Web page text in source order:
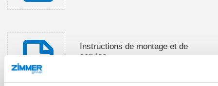
Instructions de montage et de
service